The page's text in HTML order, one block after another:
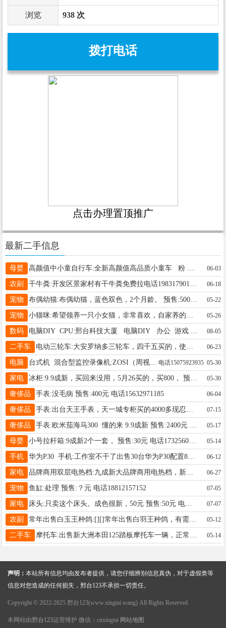
浏览 938 次
拨打电话
点击办理置顶推广
最新二手信息
母婴 06-03
农副 06-18
宠物 布偶幼猫:布偶幼猫，蓝色双色，2个月龄。 预售:500元 电话18831990599 05-22
宠物 05-26
数码 08-05
二手车 06-23
电脑 台式机 混合型监控录像机:ZOSI（周视）8路混合型硬盘录像机、、高清数字/模拟监控录像机。、 2026年5月30日、 预售:1元 电话15075923935 05-30
家电 05-30
奢侈品 手表:没毛病 预售:400元 电话15632971185 06-04
奢侈品 07-15
奢侈品 05-17
母婴 小号拉杆箱:9成新2个一套， 预售:30元 电话17325603232 05-14
手机 华为P30 手机:工作室不干了出售30台华为P30配置8+128，有需要的朋友联系 预售:240元 电话15130978918 06-12
家电 品牌商用双层电热档:九成新大品牌商用电热档，新买二千多的那种，现在便宜卖了，想要的速度 预售:550元 电话18831981775 06-27
宠物 鱼缸:处理 预售:？元 电话18812157152 07-05
家电 床头:只卖这个床头。成色很新，50元 预售:50元 电话18830973156 07-07
农副 常年出售白玉王种鸽:[][]常年出售白羽王种鸽，有需要的私聊[握手][握手]微信同号 预售: 电话18713969750 05-12
二手车 05-14
声明： 本站所有信息均由发布者提供，请您仔细辨别信息真伪，对于虚假类等
信息对您造成的任何损失，邢台123不承担一切责任。
Copyright © 2022-2025 邢台123(www.xingtai.wang) All Rights Reserved.
本网站由邢台123运营维护 微信：cnxingtai 网站地图